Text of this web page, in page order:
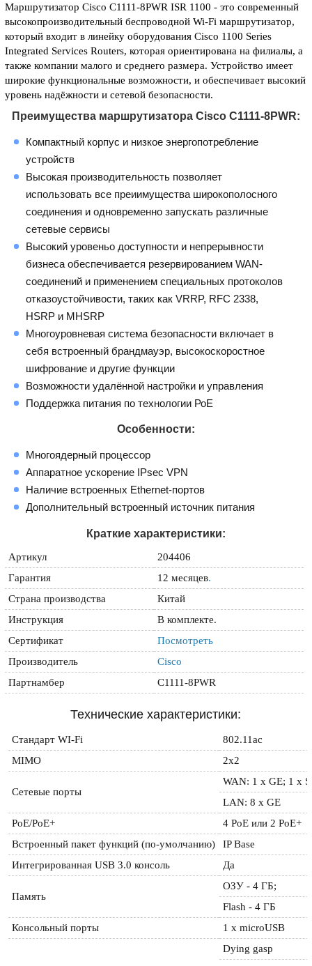
Маршрутизатор Cisco C1111-8PWR ISR 1100 - это современный
высокопроизводительный беспроводной Wi-Fi маршрутизатор,
который входит в линейку оборудования Cisco 1100 Series
Integrated Services Routers, которая ориентирована на филиалы, а
также компании малого и среднего размера. Устройство имеет
широкие функциональные возможности, и обеспечивает высокий
уровень надёжности и сетевой безопасности.
Преимущества маршрутизатора Cisco C1111-8PWR:
Компактный корпус и низкое энергопотребление
устройств
Высокая производительность позволяет
использовать все преиимущества широкополосного
соединения и одновременно запускать различные
сетевые сервисы
Высокий уровеньо доступности и непрерывности
бизнеса обеспечивается резервированием WAN-
соединений и применением специальных протоколов
отказоустойчивости, таких как VRRP, RFC 2338,
HSRP и MHSRP
Многоуровневая система безопасности включает в
себя встроенный брандмауэр, высокоскоростное
шифрование и другие функции
Возможности удалённой настройки и управления
Поддержка питания по технологии РоЕ
Особенности:
Многоядерный процессор
Аппаратное ускорение IPsec VPN
Наличие встроенных Ethernet-портов
Дополнительный встроенный источник питания
Краткие характеристики:
Артикул
204406
Гарантия
12 месяцев.
Страна производства
Китай
Инструкция
В комплекте.
Сертификат
Посмотреть
Производитель
Cisco
Партнамбер
C1111-8PWR
Технические характеристики:
Стандарт WI-Fi
802.11ac
MIMO
2x2
Сетевые порты
WAN: 1 x GE; 1 x
LAN: 8 x GE
РоЕ/РоЕ+
4 PoE или 2 РоЕ+
Встроенный пакет функций (по-умолчанию)
IP Base
Интегрированная USB 3.0 консоль
Да
Память
ОЗУ - 4 ГБ;
Flash - 4 ГБ
Консольный порты
1 x microUSB
Dying gasp